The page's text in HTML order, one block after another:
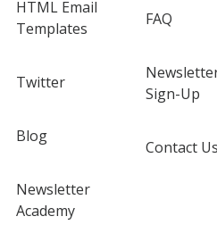
HTML Email
Templates
Twitter
Blog
Newsletter
Academy
FAQ
Sign-Up
Contact Us